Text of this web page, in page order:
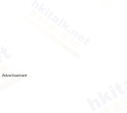
Advertisement